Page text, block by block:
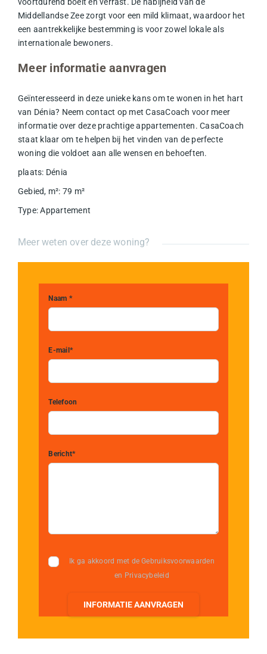
Middellandse Zee zorgt voor een mild klimaat, waardoor het
een aantrekkelijke bestemming is voor zowel lokale als
internationale bewoners.
Meer informatie aanvragen
Geïnteresseerd in deze unieke kans om te wonen in het hart
van Dénia? Neem contact op met CasaCoach voor meer
informatie over deze prachtigeappartementen. CasaCoach
staat klaar om te helpen bij het vinden van de perfecte
woning die voldoet aan alle wensen en behoeften.
plaats: Dénia
Gebied, m²: 79 m²
Type: Appartement
Meer weten over deze woning?
Naam *
E-mail*
Telefoon
Bericht*
Ik ga akkoord met de Gebruiksvoorwaarden
en Privacybeleid
INFORMATIE AANVRAGEN